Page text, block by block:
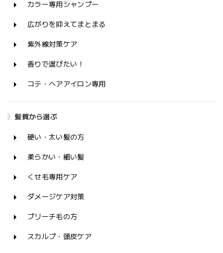
カラー専用シャンプー
広がりを抑えてまとまる
紫外線対策ケア
香りで選びたい！
コテ・ヘアアイロン専用
髪質から選ぶ
硬い・太い髪の方
柔らかい・細い髪
くせ毛専用ケア
ダメージケア対策
ブリーチ毛の方
スカルプ・頭皮ケア